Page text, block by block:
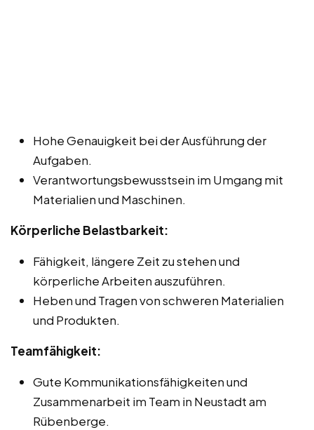
Hohe Genauigkeit bei der Ausführung der
Aufgaben.
Verantwortungsbewusstsein im Umgang mit
Materialien und Maschinen.
Körperliche Belastbarkeit:
Fähigkeit, längere Zeit zu stehen und
körperliche Arbeiten auszuführen.
Heben und Tragen von schweren Materialien
und Produkten.
Teamfähigkeit:
Gute Kommunikationsfähigkeiten und
Zusammenarbeit im Team in Neustadt am
Rübenberge.